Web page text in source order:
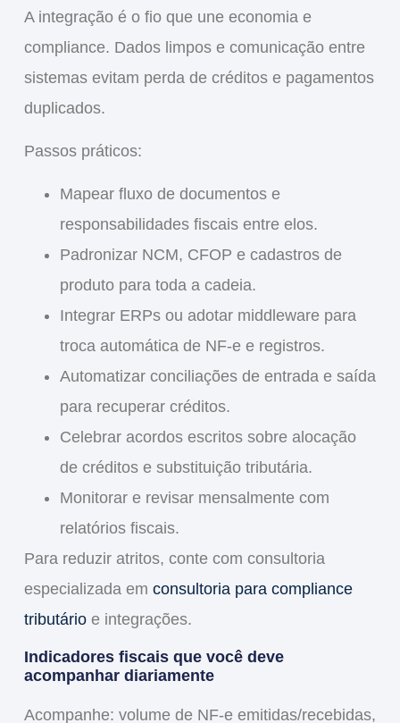
A integração é o fio que une economia e
compliance. Dados limpos e comunicação entre
sistemas evitam perda de créditos e pagamentos
duplicados.
Passos práticos:
Mapear fluxo de documentos e
responsabilidades fiscais entre elos.
Padronizar NCM, CFOP e cadastros de
produto para toda a cadeia.
Integrar ERPs ou adotar middleware para
troca automática de NF-e e registros.
Automatizar conciliações de entrada e saída
para recuperar créditos.
Celebrar acordos escritos sobre alocação
de créditos e substituição tributária.
Monitorar e revisar mensalmente com
relatórios fiscais.
Para reduzir atritos, conte com consultoria
especializada em consultoria para compliance
tributárioe integrações.
Indicadores fiscais que você deve
acompanhar diariamente
Acompanhe: volume de NF-eemitidas/recebidas,